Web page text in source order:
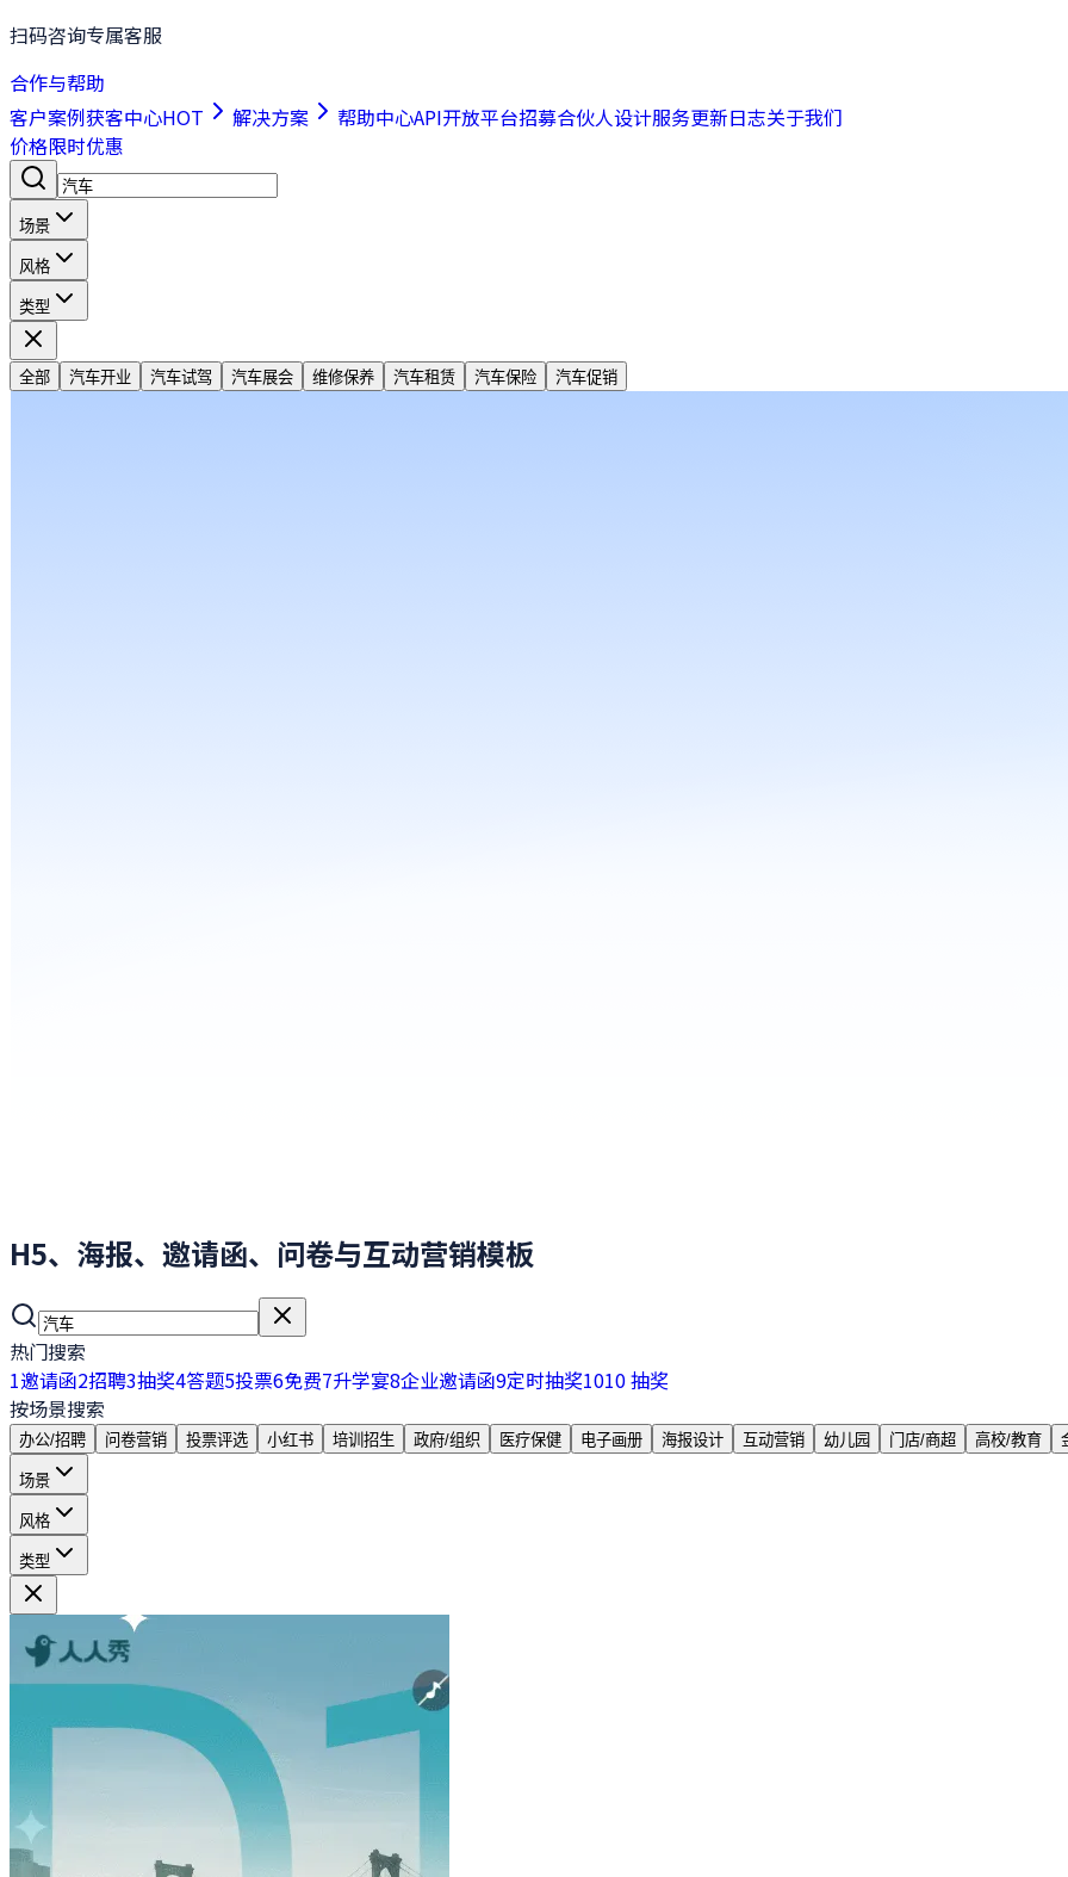
扫码咨询专属客服
合作与帮助
客户案例获客中心HOT 解决方案 帮助中心API开放平台招募合伙人设计服务更新日志关于我们
价格限时优惠
场景
风格
类型
全部 汽车开业 汽车试驾 汽车展会 维修保养 汽车租赁 汽车保险 汽车促销
H5、海报、邀请函、问卷与互动营销模板
热门搜索
1邀请函2招聘3抽奖4答题5投票6免费7升学宴8企业邀请函9定时抽奖1010 抽奖
按场景搜索
办公/招聘 问卷营销 投票评选 小红书 培训招生 政府/组织 医疗保健 电子画册 海报设计 互动营销 幼儿园 门店/商超 高校/教育
场景
风格
类型